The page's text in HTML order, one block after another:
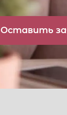
Оставить